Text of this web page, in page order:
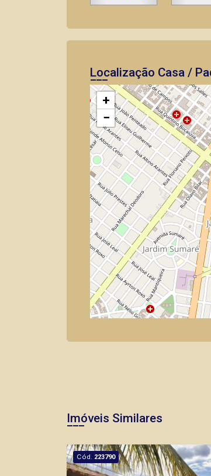
Localização Casa /
+
−
Imóveis Similares
Cód. 223790